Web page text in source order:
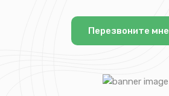
Перезвоните мне